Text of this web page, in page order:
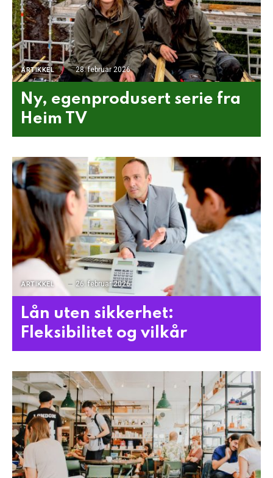
ARTIKKEL 28. februar 2026
Ny, egenprodusert serie fra
Heim TV
ARTIKKEL 26. februar 2026
Lån uten sikkerhet:
Fleksibilitet og vilkår